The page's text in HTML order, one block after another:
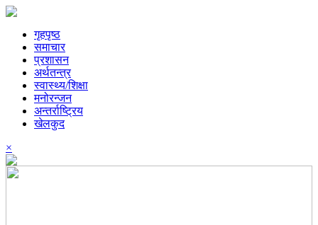
गृहपृष्ठ
समाचार
प्रशासन
अर्थतन्त्र
स्वास्थ्य/शिक्षा
मनोरन्जन
अन्तर्राष्ट्रिय
खेलकुद
×